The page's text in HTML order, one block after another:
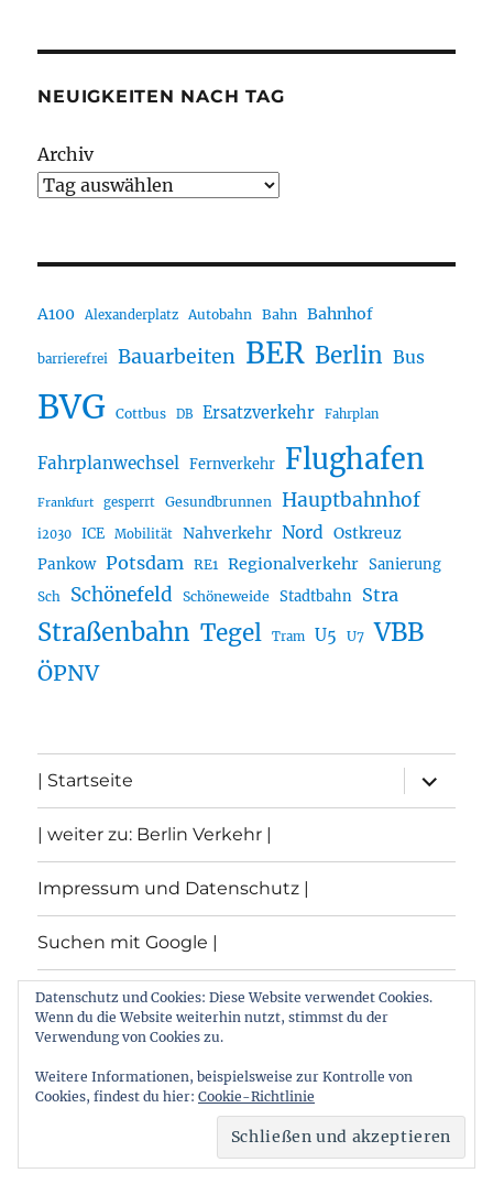
NEUIGKEITEN NACH TAG
Archiv
A100 Alexanderplatz Autobahn Bahn Bahnhof
barrierefrei Bauarbeiten BER Berlin Bus
BVG Cottbus DB Ersatzverkehr Fahrplan
Fahrplanwechsel Fernverkehr Flughafen
Frankfurt gesperrt Gesundbrunnen Hauptbahnhof
i2030 ICE Mobilität Nahverkehr Nord Ostkreuz
Pankow Potsdam RE1 Regionalverkehr Sanierung
Sch Schönefeld Schöneweide Stadtbahn Stra
Straßenbahn Tegel Tram U5 U7 VBB
ÖPNV
| Startseite
öffnen
| weiter zu: Berlin Verkehr |
Impressum und Datenschutz |
Suchen mit Google |
Themen
Archiv von: Berlin:Verkehr
Stolz präsentiert von
Datenschutz und Cookies: Diese Website verwendet Cookies.
Wenn du die Website weiterhin nutzt, stimmst du der
Verwendung von Cookies zu.
Weitere Informationen, beispielsweise zur Kontrolle von
Cookies, findest du hier: Cookie-Richtlinie